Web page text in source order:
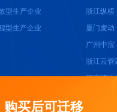
买后可迁移
型生产企业
型生产企业
浙江纵横
厦门麦动
广州中宸
浙江云管
管家婆软